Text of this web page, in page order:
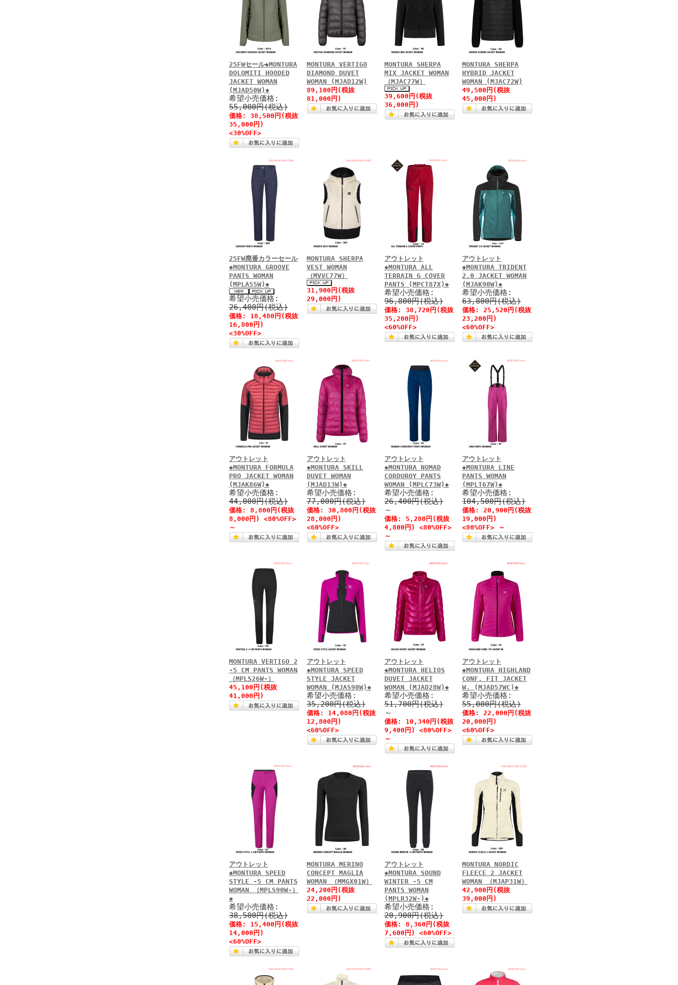
25FWセール◆MONTURA
DOLOMITI HOODED
JACKET WOMAN
(MJAD50W)◆
希望小売価格:
55,000円(税込)
価格: 38,500円(税抜
35,000円)
<30%OFF>
MONTURA VERTIGO
DIAMOND DUVET
WOMAN (MJAD12W)
89,100円(税抜
81,000円)
MONTURA SHERPA
MIX JACKET WOMAN
（MJAC77W）
39,600円(税抜
36,000円)
MONTURA SHERPA
HYBRID JACKET
WOMAN (MJAC72W)
49,500円(税抜
45,000円)
25FW廃番カラーセール
◆MONTURA GROOVE
PANTS WOMAN
(MPLA55W)◆
希望小売価格:
26,400円(税込)
価格: 18,480円(税抜
16,800円)
<30%OFF>
MONTURA SHERPA
VEST WOMAN
（MVVC77W）
31,900円(税抜
29,000円)
アウトレット
◆MONTURA ALL
TERRAIN G COVER
PANTS (MPCT87X)◆
希望小売価格:
96,800円(税込)
価格: 38,720円(税抜
35,200円)
<60%OFF>
アウトレット
◆MONTURA TRIDENT
2.0 JACKET WOMAN
(MJAK90W)◆
希望小売価格:
63,800円(税込)
価格: 25,520円(税抜
23,200円)
<60%OFF>
アウトレット
◆MONTURA FORMULA
PRO JACKET WOMAN
(MJAK86W)◆
希望小売価格:
44,000円(税込)
価格: 8,800円(税抜
8,000円) <80%OFF>
～
アウトレット
◆MONTURA SKILL
DUVET WOMAN
(MJAD13W)◆
希望小売価格:
77,000円(税込)
価格: 30,800円(税抜
28,000円)
<60%OFF>
アウトレット
◆MONTURA NOMAD
CORDUROY PANTS
WOMAN (MPLC73W)◆
希望小売価格:
26,400円(税込)
～
価格: 5,280円(税抜
4,800円) <80%OFF>
～
アウトレット
◆MONTURA LINE
PANTS WOMAN
(MPLT67W)◆
希望小売価格:
104,500円(税込)
価格: 20,900円(税抜
19,000円)
<80%OFF>
～
MONTURA VERTIGO 2
-5 CM PANTS WOMAN
（MPLS26W-）
45,100円(税抜
41,000円)
アウトレット
◆MONTURA SPEED
STYLE JACKET
WOMAN (MJAS90W)◆
希望小売価格:
35,200円(税込)
価格: 14,080円(税抜
12,800円)
<60%OFF>
アウトレット
◆MONTURA HELIOS
DUVET JACKET
WOMAN (MJAD28W)◆
希望小売価格:
51,700円(税込)
～
価格: 10,340円(税抜
9,400円) <80%OFF>
～
アウトレット
◆MONTURA HIGHLAND
CONF. FIT JACKET
W. (MJAD57WC)◆
希望小売価格:
55,000円(税込)
価格: 22,000円(税抜
20,000円)
<60%OFF>
アウトレット
◆MONTURA SPEED
STYLE -5 CM PANTS
WOMAN （MPLS90W-）
◆
希望小売価格:
38,500円(税込)
価格: 15,400円(税抜
14,000円)
<60%OFF>
MONTURA MERINO
CONCEPT MAGLIA
WOMAN （MMGX01W）
24,200円(税抜
22,000円)
アウトレット
◆MONTURA SOUND
WINTER -5 CM
PANTS WOMAN
(MPLR32W-)◆
希望小売価格:
20,900円(税込)
価格: 8,360円(税抜
7,600円) <60%OFF>
MONTURA NORDIC
FLEECE 2 JACKET
WOMAN （MJAP31W）
42,900円(税抜
39,000円)